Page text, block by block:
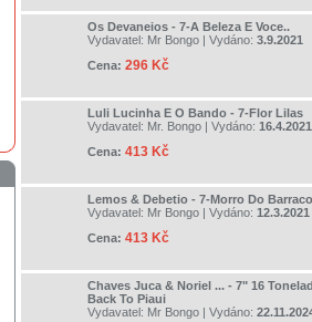
Os Devaneios - 7-A Beleza E Voce..
Vydavatel: Mr Bongo | Vydáno: 3.9.2021
Cena: 296 Kč
Luli Lucinha E O Bando - 7-Flor Lilas
Vydavatel: Mr. Bongo | Vydáno: 16.4.2021
Cena: 413 Kč
Lemos & Debetio - 7-Morro Do
Vydavatel: Mr Bongo | Vydáno: 12.3.2021
Cena: 413 Kč
Chaves Juca & Noriel ... - 7" 16
Back To Piaui
Vydavatel: Mr Bongo | Vydáno: